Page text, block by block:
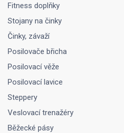
Fitness doplňky
Stojany na činky
Činky, závaží
Posilovače břicha
Posilovací věže
Posilovací lavice
Steppery
Veslovací trenažéry
Běžecké pásy